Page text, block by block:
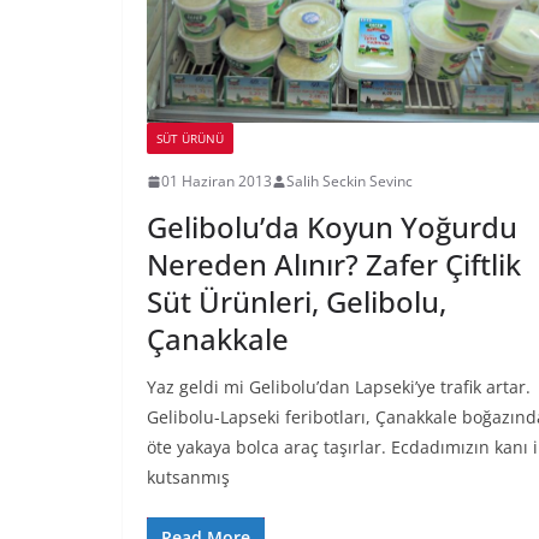
SÜT ÜRÜNÜ
01 Haziran 2013 Salih Seckin Sevinc
Gelibolu’da Koyun Yoğurdu
Nereden Alınır? Zafer Çiftlik
Süt Ürünleri, Gelibolu,
Çanakkale
Yaz geldi mi Gelibolu’dan Lapseki’ye trafik artar.
Gelibolu-Lapseki feribotları, Çanakkale
öte yakaya bolca araç taşırlar. Ecdadımızın kanı
kutsanmış